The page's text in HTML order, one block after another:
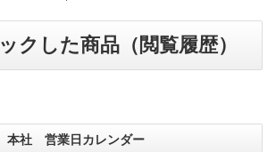
クした商品（閲覧履歴）
本社 営業日カレンダー